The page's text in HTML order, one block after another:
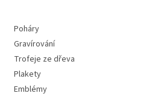
Poháry
Gravírování
Trofeje ze dřeva
Plakety
Emblémy